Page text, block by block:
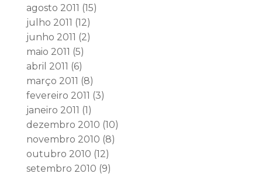
agosto 2011 (15)
julho 2011 (12)
junho 2011 (2)
maio 2011 (5)
abril 2011 (6)
março 2011 (8)
fevereiro 2011 (3)
janeiro 2011 (1)
dezembro 2010 (10)
novembro 2010 (8)
outubro 2010 (12)
setembro 2010 (9)